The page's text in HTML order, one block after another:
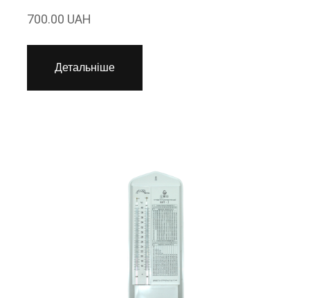
700.00 UAH
Детальніше